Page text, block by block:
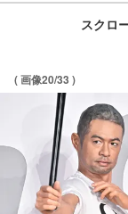
スクロ
( 画像20/33 )